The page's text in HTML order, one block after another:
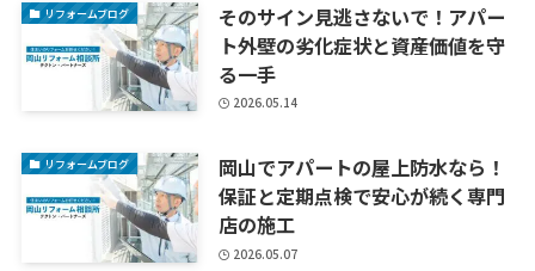
リフォームブログ
そのサイン見逃さないで！アパー
ト外壁の劣化症状と資産価値を守
る一手
2026.05.14
リフォームブログ
岡山でアパートの屋上防水なら！
保証と定期点検で安心が続く専門
店の施工
2026.05.07